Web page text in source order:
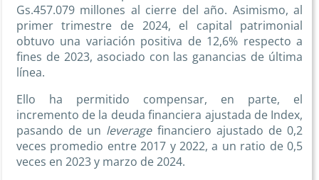
Gs.457.079 millones al cierre del año. Asimismo, al
primer trimestre de 2024, el capital patrimonial
obtuvo una variación positiva de 12,6% respecto a
fines de 2023, asociado con las ganancias de última
línea.
Ello ha permitido compensar, en parte, el
incremento de la deuda financiera ajustada de Index,
pasando de un leveragefinanciero ajustado de 0,2
veces promedio entre 2017 y 2022, a un ratio de 0,5
veces en 2023 y marzo de 2024.